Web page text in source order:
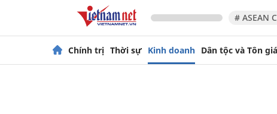
# ASEAN
Chính trị Thời sự Kinh doanh Dân tộc và Tôn